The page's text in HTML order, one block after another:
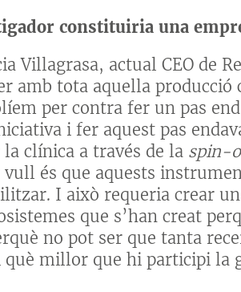
constituiria una
Villagrasa, actual CEO de
amb tota aquella producció
per contra fer un pas
i fer aquest pas
la clínica a través de la spin-
és que aquests
I això requeria crear
que s’han creat
no pot ser que tanta
què millor que hi participi la